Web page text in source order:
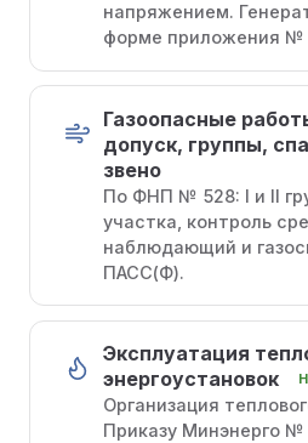
напряжением.
форме приложения №
Газоопасные
допуск, группы,
звено
По ФНП № 528: I и II
участка, контроль
наблюдающий и
ПАСС(Ф).
Эксплуатация
энергоустановок
Организация
Приказу Минэнерго №